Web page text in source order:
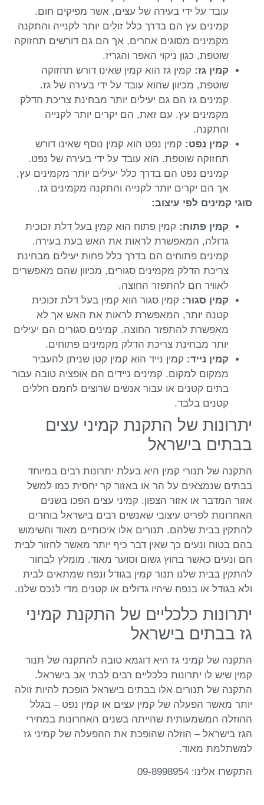
עובד על ידי בעירה של עצים, אשר מפיקים חום.
קמינים עץ הם בדרך כלל זולים יותר לקנייה והתקנה
מקמינים מסוגים אחרים, אך הם גם דורשים תחזוקה
שוטפת, כגון ניקוי האפר והגריז.
קמין גז: קמין גז הוא קמין שאינו דורש תחזוקה
שוטפת, מכיוון שהוא עובד על ידי בעירה של גז.
קמינים גז הם גם יעילים יותר מבחינת צריכת הדלק
מקמינים עץ. עם זאת, הם יקרים יותר לקנייה
והתקנה.
קמין נפט: קמין נפט הוא קמין נוסף שאינו דורש
תחזוקה שוטפת. הוא עובד על ידי בעירה של נפט.
קמינים נפט הם בדרך כלל יעילים יותר מקמינים עץ,
אך הם יקרים יותר לקנייה והתקנה מקמינים גז.
סוגי קמינים לפי עיצוב:
קמין פתוח: קמין פתוח הוא קמין בעל דלת זכוכית
גדולה, המאפשרת לראות את האש בעת בעירה.
קמינים פתוחים הם בדרך כלל פחות יעילים מבחינת
צריכת הדלק מקמינים סגורים, מכיוון שהם מאפשרים
לאוויר חם להתפזר החוצה.
קמין סגור: קמין סגור הוא קמין בעל דלת זכוכית
קטנה יותר, המאפשרת לראות את האש אך לא
מאפשרת להתפזר החוצה. קמינים סגורים הם יעילים
יותר מבחינת צריכת הדלק מקמינים פתוחים.
קמין נייד: קמין נייד הוא קמין קטן שניתן להעביר
ממקום למקום. קמינים ניידים הם אופציה טובה עבור
בתים קטנים או עבור אנשים שרוצים לחמם חללים
קטנים בלבד.
יתרונות של התקנת קמיני עצים
בבתים בישראל
התקנה של תנורי קמין היא בעלת יתרונות רבים במיוחד
בבתים שנמצאים על הר או באזור קר יחסית כמו למשל
אזור המדבר או אזור הצפון. קמיני עצים הפכו בשנים
האחרונות לפריט עיצובי שאנשים רבים בישראל בוחרים
להתקין בבית שלהם. תנורים אלו איכותיים מאוד והשימוש
בהם בטוח ונעים כך שאין דבר כיף יותר מאשר לחזור לבית
חם ונעים כאשר בחוץ גשום וסוער מאוד. מומלץ לבחור
להתקין בבית שלנו תנור קמין בגודל ונפח שמתאים לבית
ולא בגודל או בנפח שיהיו גדולים או קטנים מדי לנכס שלנו.
יתרונות כלכליים של התקנת קמיני
גז בבתים בישראל
התקנה של קמיני גז היא דוגמא טובה להתקנה של תנור
קמין שיש לו יתרונות כלכליים רבים לבתי אב בישראל.
התקנה של תנורים אלו בבתים בישראל הופכת להיות זולה
יותר מאשר הפעלה של קמין עצים או קמין נפט – בגלל
ההוזלה המשמעותית שהייתה בשנים האחרונות במחירי
הגז בישראל – הוזלה שהופכת את ההפעלה של קמיני גז
למשתלמת מאוד.
התקשרו אלינו: 09-8998954